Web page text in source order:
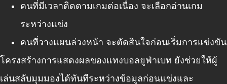
คนที่มีเวลาติดตามเกมต่อเนื่อง จะเลือกอ่านเกม
ระหว่างแข่ง
คนที่วางแผนล่วงหน้า จะตัดสินใจก่อนเริ่มการแข่งขัน
โครงสร้างการแสดงผลของแทงบอลยูฟ่าเบท ยังช่วยให้ผู้
เล่นสลับมุมมองได้ทันทีระหว่างข้อมูลก่อนแข่งและ